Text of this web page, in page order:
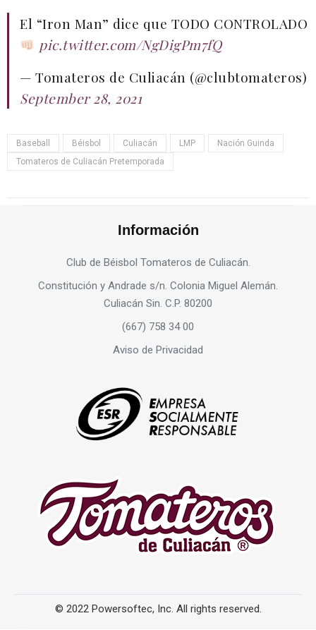
El “Iron Man” dice que TODO CONTROLADO
pic.twitter.com/NgDigPm7fQ
— Tomateros de Culiacán (@clubtomateros)
September 28, 2021
Baseball Béisbol Culiacán LMP
Nación Guinda
Tomateros de Culiacán Pretemporada
Información
Club de Béisbol Tomateros de Culiacán.
Constitución y Andrade s/n. Colonia Miguel Alemán.
Culiacán Sin. C.P. 80200
(667) 758 34 00
Aviso de Privacidad
© 2022 Powersoftec, Inc. All rights reserved.